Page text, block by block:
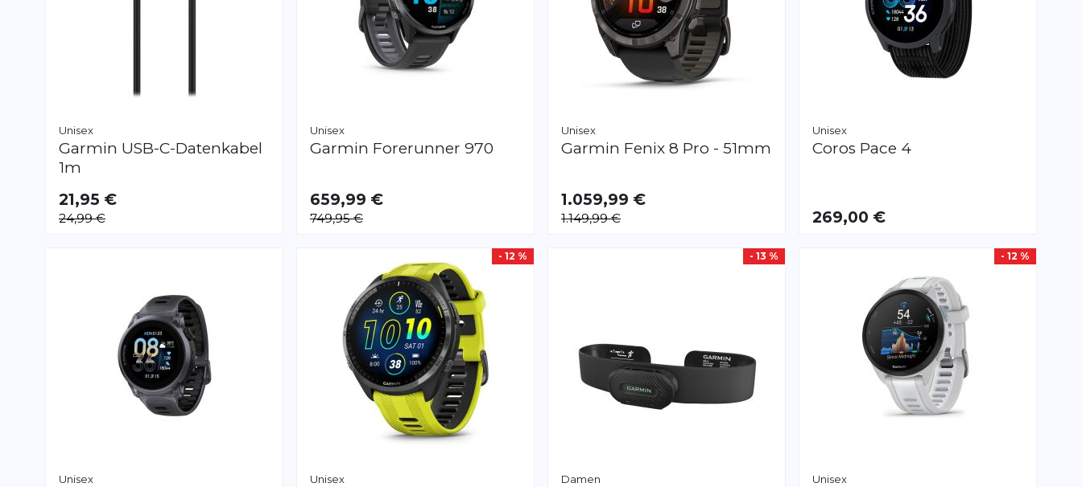
Unisex
Garmin USB-C-Datenkabel
1m
21,95 €
24,99 €
Unisex
Garmin Forerunner 970
659,99 €
749,95 €
Unisex
Garmin Fenix 8 Pro - 51mm
1.059,99 €
1.149,99 €
Unisex
Coros Pace 4
269,00 €
Unisex
- 12 %
Unisex
- 13 %
Damen
- 12 %
Unisex